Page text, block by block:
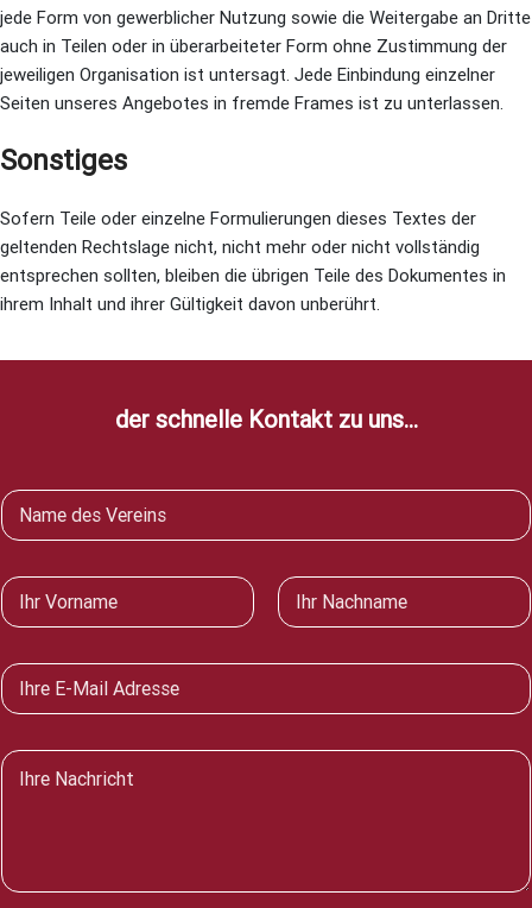
jede Form von gewerblicher Nutzung sowie die Weitergabe an Dritte
auch in Teilen oder in überarbeiteter Form ohne Zustimmung der
jeweiligen Organisation ist untersagt. Jede Einbindung einzelner
Seiten unseres Angebotes in fremde Frames ist zu unterlassen.
Sonstiges
Sofern Teile oder einzelne Formulierungen dieses Textes der
geltenden Rechtslage nicht, nicht mehr oder nicht vollständig
entsprechen sollten, bleiben die übrigen Teile des Dokumentes in
ihrem Inhalt und ihrer Gültigkeit davon unberührt.
der schnelle Kontakt zu uns...
V
e
i
n
N
a
m
*
E
-
M
iN
i
c